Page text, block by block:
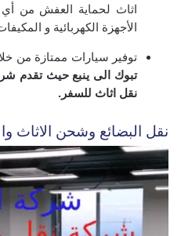
اثاث لحماية العفش من
الأجهزة الكهربائية و
توفير سيارات ممتازة من
نقل اثاث للسفر.
نقل البضائع وشحن الاثاث